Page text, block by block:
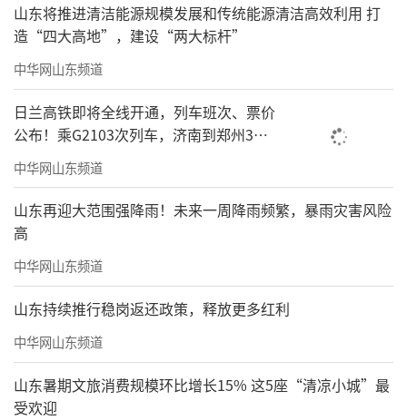
山东将推进清洁能源规模发展和传统能源清洁高效利用 打
造“四大高地”，建设“两大标杆”
中华网山东频道
日兰高铁即将全线开通，列车班次、票价
公布！乘G2103次列车，济南到郑州3小
时到达
中华网山东频道
山东再迎大范围强降雨！未来一周降雨频繁，暴雨灾害风险
高
中华网山东频道
山东持续推行稳岗返还政策，释放更多红利
中华网山东频道
山东暑期文旅消费规模环比增长15% 这5座“清凉小城”最
受欢迎